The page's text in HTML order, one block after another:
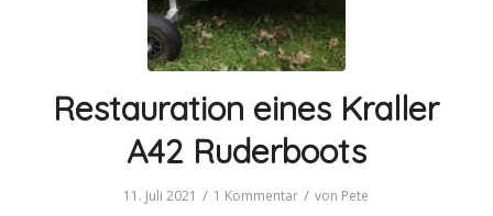
Restauration eines Kraller
A42 Ruderboots
11. Juli 2021 / 1 Kommentar / von Pete